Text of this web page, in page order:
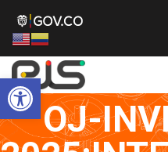
Abrir barra de herramientas
OJ-